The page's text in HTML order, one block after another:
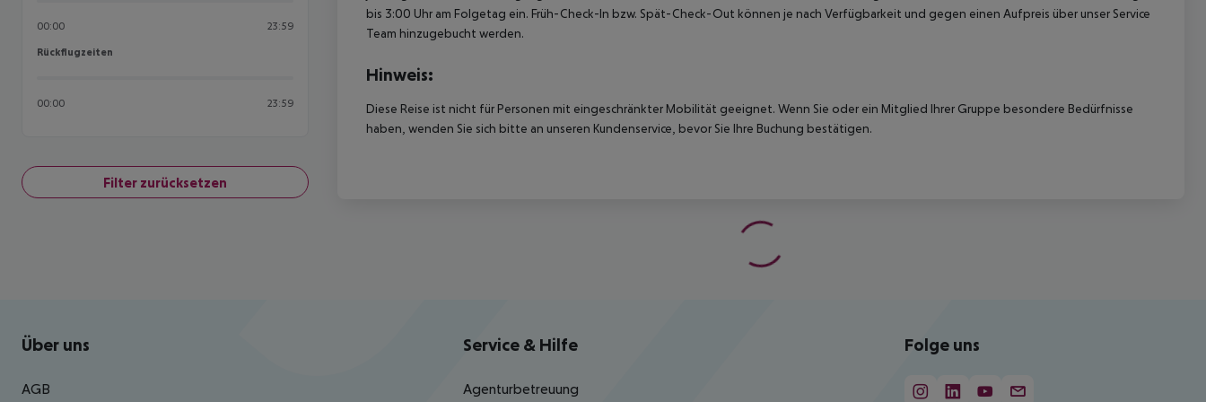
00:00 23:59
Rückflugzeiten
Rückflugzeiten
00:00 23:59
Filter zurücksetzen
bis 3:00 Uhr am Folgetag ein. Früh-Check-In bzw. Spät-Check-Out können je nach Verfügbarkeit und gegen einen Aufpreis über unser Service
Team hinzugebucht werden.
Hinweis:
Diese Reise ist nicht für Personen mit eingeschränkter Mobilität geeignet. Wenn Sie oder ein Mitglied Ihrer Gruppe besondere Bedürfnisse
haben, wenden Sie sich bitte an unseren Kundenservice, bevor Sie Ihre Buchung bestätigen.
Footer navigation
Über uns
AGB
Service & Hilfe
Agenturbetreuung
Folge uns